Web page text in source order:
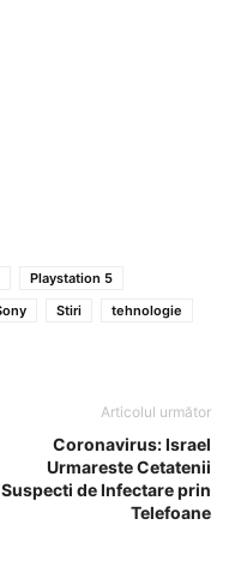
Playstation 5
Stiri
tehnologie
Articolul următor
Coronavirus: Israel
Urmareste Cetatenii
Suspecti de Infectare prin
Telefoane